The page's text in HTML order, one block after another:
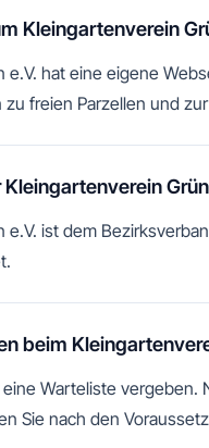
Kleingartenverein
hat eine eigene
freien Parzellen und
ist dem
beim
Warteliste vergeben.
Sie nach den